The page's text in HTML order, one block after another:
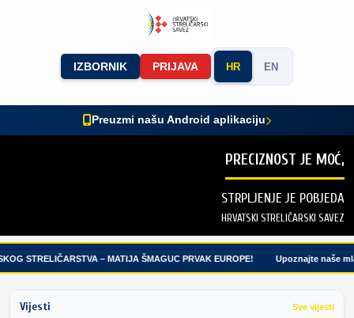
IZBORNIK PRIJAVA HR EN
Preuzmi našu Android aplikaciju
PRECIZNOST JE MOĆ,
STRPLJENJE JE POBJEDA
HRVATSKI STRELIČARSKI SAVEZ
STRELIČARSTVA – MATIJA ŠMAGUC PRVAK EUROPE! Upoznajte naše
Vijesti Sve vijesti